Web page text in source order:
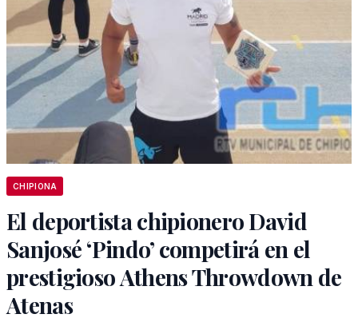
CHIPIONA
El deportista chipionero David
Sanjosé ‘Pindo’ competirá en el
prestigioso Athens Throwdown de
Atenas